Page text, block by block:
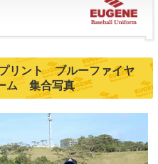
リント ブルーファイヤ
ム 集合写真